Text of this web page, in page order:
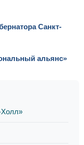
Санкт-
альянс»
Холл»